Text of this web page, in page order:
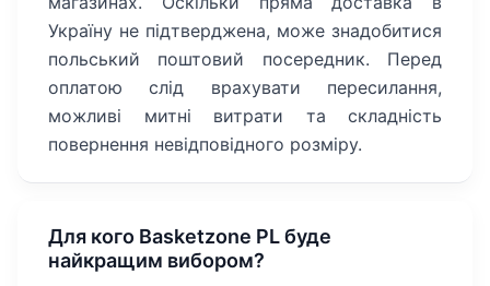
Україну не підтверджена, може знадобитися
польський поштовий посередник. Перед
оплатою слід врахувати пересилання,
можливі митні витрати та складність
повернення невідповідного розміру.
Для кого Basketzone PL буде
найкращим вибором?